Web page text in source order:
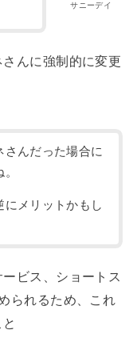
サニーデイ
んに強制的に変更
さんだった場合に
メリットかもし
ビス、ショートス
られるため、これ